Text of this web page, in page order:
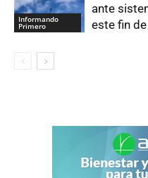
Informando
Primero
ante
este fin